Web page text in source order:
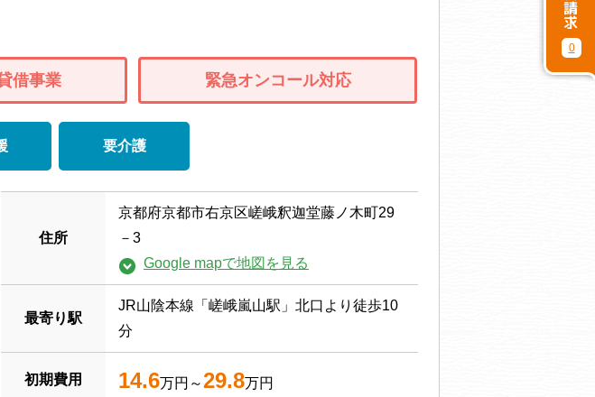
借事業 緊急オンコール対応
要介護
住所
京都府京都市右京区嵯峨釈迦堂藤ノ木町29
－3
Google mapで地図を見る
最寄り駅
JR山陰本線「嵯峨嵐山駅」北口より徒歩10
分
初期費用 14.6万円～29.8万円
0